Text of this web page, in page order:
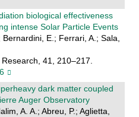
biological effectiveness
intense Solar Particle Events
E.; Ferrari, A.; Sala,
41, 210–217.
dark matter coupled
Auger Observatory
A. A.; Abreu, P.; Aglietta,